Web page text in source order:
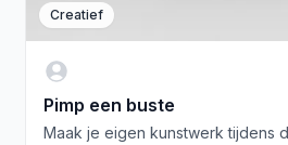
Creatief
Pimp een buste
Maak je eigen kunstwerk tijdens